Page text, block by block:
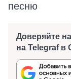
песню
Доверяйте
на Telegraf в